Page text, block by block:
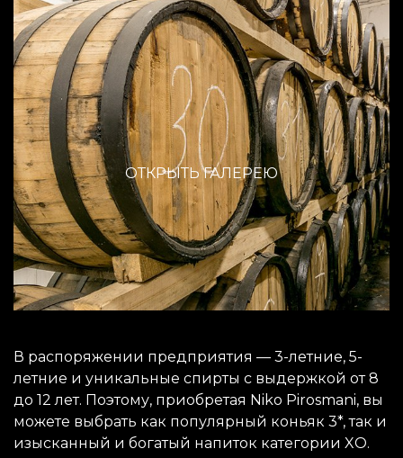
ОТКРЫТЬ ГАЛЕРЕЮ
В распоряжении предприятия — 3-летние, 5-
летние и уникальные спирты с выдержкой от 8
до 12 лет. Поэтому, приобретая Niko Pirosmani, вы
можете выбрать как популярный коньяк 3*, так и
изысканный и богатый напиток категории XO.